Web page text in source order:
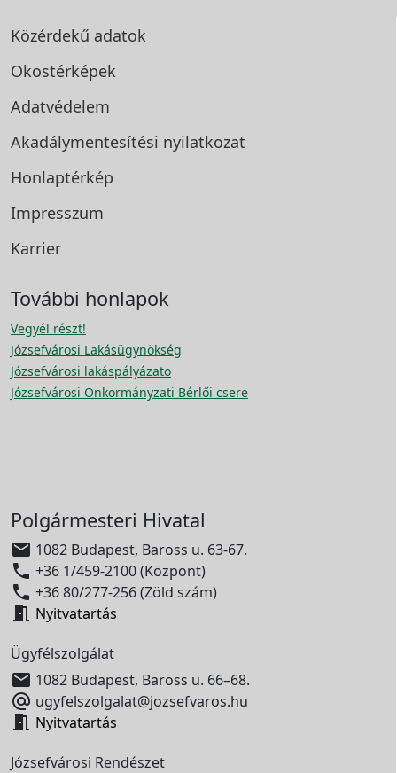
Közérdekű adatok
Okostérképek
Adatvédelem
Akadálymentesítési nyilatkozat
Honlaptérkép
Impresszum
Karrier
További honlapok
Vegyél részt!
Józsefvárosi Lakásügynökség
Józsefvárosi lakáspályázato
Józsefvárosi Önkormányzati Bérlői csere
Polgármesteri Hivatal
 1082 Budapest, Baross u. 63-67.
 +36 1/459-2100 (Központ)
 +36 80/277-256 (Zöld szám)
 Nyitvatartás
Ügyfélszolgálat
 1082 Budapest, Baross u. 66–68.
 ugyfelszolgalat@jozsefvaros.hu
 Nyitvatartás
Józsefvárosi Rendészet